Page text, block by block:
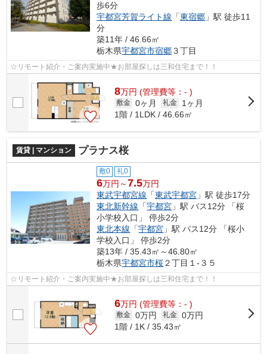
歩6分
宇都宮芳賀ライト線 「東宿郷 」駅 徒歩11
分
築11年 / 46.66㎡
栃木県宇都宮市宿郷３丁目
☆リモート紹介・ご案内実施中★お部屋探しは三和住宅まで！！
8万円 (管理費等：- )
敷金 0ヶ月 礼金
1ヶ月
1階 / 1LDK / 46.66㎡
賃貸 | マンション プラナス桜
敷0 礼0
6万円～7.5万円
東武宇都宮線 「東武宇都宮 」駅 徒歩17分
東北新幹線 「宇都宮 」駅 バス12分 「桜
小学校入口」 停歩2分
東北本線 「宇都宮 」駅 バス12分 「桜小
学校入口」 停歩2分
築13年 / 35.43㎡～46.80㎡
栃木県宇都宮市桜２丁目１-３５
☆リモート紹介・ご案内実施中★お部屋探しは三和住宅まで！！
6万円 (管理費等：- )
敷金 0万円 礼金 0万円
1階 / 1K / 35.43㎡